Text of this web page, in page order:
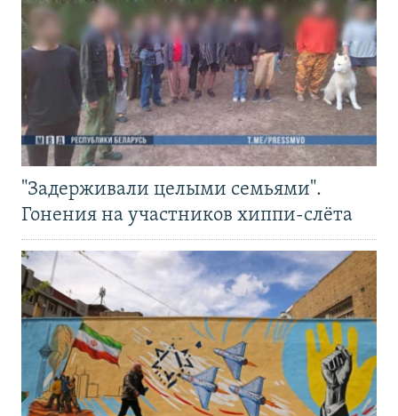
"Задерживали целыми семьями".
Гонения на участников хиппи-слёта